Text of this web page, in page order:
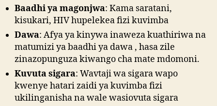
Baadhi ya magonjwa: Kama saratani,
kisukari, HIV hupelekea fizi kuvimba
Dawa: Afya ya kinywa inaweza kuathiriwa na
matumizi ya baadhi ya dawa , hasa zile
zinazopunguza kiwango cha mate mdomoni.
Kuvuta sigara: Wavtaji wa sigara wapo
kwenye hatari zaidi ya kuvimba fizi
ukilinganisha na wale wasiovuta sigara